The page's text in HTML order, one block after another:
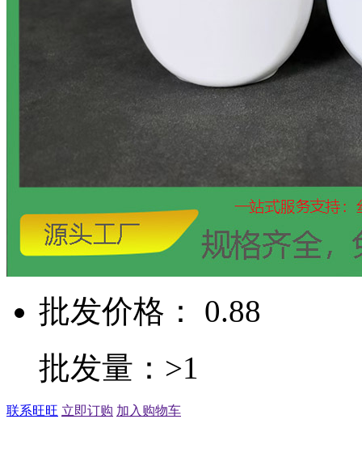
批发价格： 0.88
批发量：>1
联系旺旺 立即订购 加入购物车